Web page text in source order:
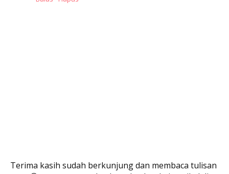
Terima kasih sudah berkunjung dan membaca tulisan